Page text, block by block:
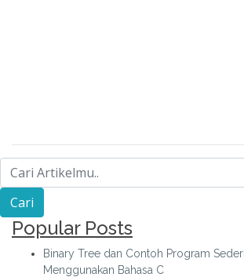
Popular Posts
Binary Tree dan Contoh Program
Menggunakan Bahasa C